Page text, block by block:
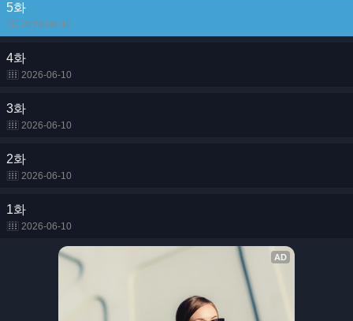
5화
2026-06-10
4화
2026-06-10
3화
2026-06-10
2화
2026-06-10
1화
2026-06-10